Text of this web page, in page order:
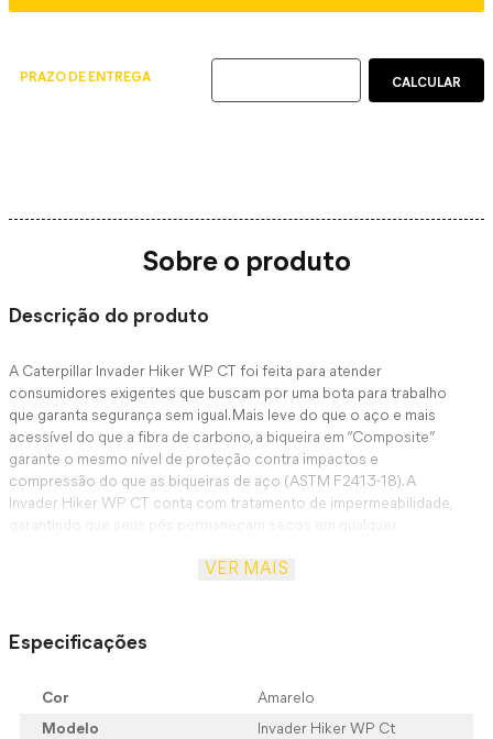
Sobre o produto
Descrição do produto
A Caterpillar Invader Hiker WP CT foi feita para atender
consumidores exigentes que buscam por uma bota para trabalho
que garanta segurança sem igual. Mais leve do que o aço e mais
acessível do que a fibra de carbono, a biqueira em “Composite”
garante o mesmo nível de proteção contra impactos e
compressão do que as biqueiras de aço (ASTM F2413-18). A
Invader Hiker WP CT conta com tratamento de impermeabilidade,
garantindo que seus pés permaneçam secos em qualquer
Hiker WP CT garante proteção incomparável sem abrir mão de
padrão de tração inspirado nas máquinas Caterpillar® oferece
aderência e resistência, garantindo maior segurança durante o
“ReVive”, projetada para oferecer conforto e suporte,
contornando a forma natural dos pés. Além disso, ela possui
VER MAIS
Especificações
Cor
Amarelo
Modelo
Invader Hiker WP Ct